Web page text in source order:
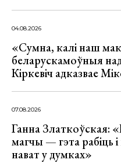
04.08.2026
«Сумна, калі наш
беларускамоўныя
Кіркевіч адказвае
07.08.2026
Ганна Златкоўская:
магчы — гэта рабіць
нават у думках»